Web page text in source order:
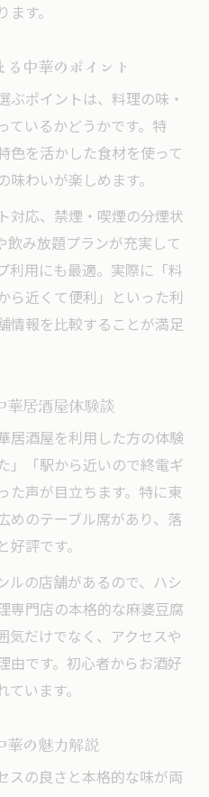
の中華居酒屋特集
酒屋選びのポイント
る居酒屋中華の魅力
中華料理を楽しむ方法
中華居酒屋の特徴
す。
中華のポイント
ポイントは、料理の味・
ているかどうかです。特
色を活かした食材を使って
わいが楽しめます。
対応、禁煙・喫煙の分煙状
飲み放題プランが充実して
利用にも最適。実際に「料
ら近くて便利」といった利
情報を比較することが満足
華居酒屋体験談
居酒屋を利用した方の体験
」「駅から近いので終電ギ
た声が目立ちます。特に東
めのテーブル席があり、落
評です。
ルの店舗があるので、ハシ
専門店の本格的な麻婆豆腐
気だけでなく、アクセスや
由です。初心者からお酒好
います。
華の魅力解説
スの良さと本格的な味が両